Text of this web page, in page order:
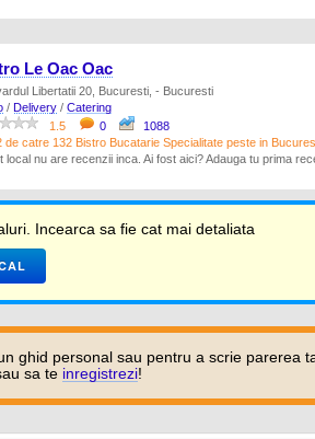
Le Oac Oac
Libertatii 20, Bucuresti, - Bucuresti
/ Delivery / Catering
1.5
0
1088
de catre 132 Bistro Bucatarie Specialitate peste in
local nu are recenzii inca. Ai fost aici? Adauga tu prima
Incearca sa fie cat mai detaliata
ghid personal sau pentru a scrie parerea
sa te inregistrezi!